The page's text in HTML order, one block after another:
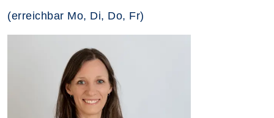
(erreichbar Mo, Di, Do, Fr)